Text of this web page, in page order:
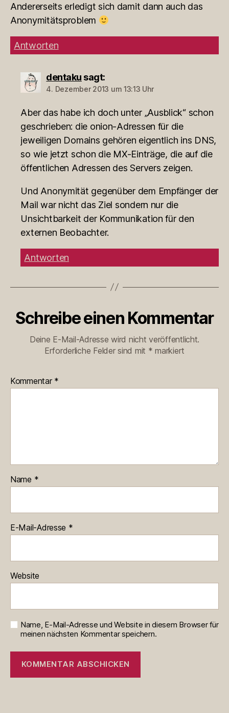
Andererseits erledigt sich damit dann auch das
Anonymitätsproblem
Antworten
dentaku sagt:
4. Dezember 2013 um 13:13 Uhr
Aber das habe ich doch unter „Ausblick“ schon
geschrieben: die onion-Adressen für die
jeweiligen Domains gehören eigentlich ins DNS,
so wie jetzt schon die MX-Einträge, die auf die
öffentlichen Adressen des Servers zeigen.
Und Anonymität gegenüber dem Empfänger der
Mail war nicht das Ziel sondern nur die
Unsichtbarkeit der Kommunikation für den
externen Beobachter.
Antworten
Schreibe einen Kommentar
Deine E-Mail-Adresse wird nicht veröffentlicht.
Erforderliche Felder sind mit * markiert
Kommentar *
Name *
E-Mail-Adresse *
Website
Name, E-Mail-Adresse und Website in diesem Browser für
meinen nächsten Kommentar speichern.